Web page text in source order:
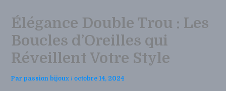
Élégance Double Trou : Les
Boucles d’Oreilles qui
Réveillent Votre Style
Parpassion bijoux/octobre 14, 2024